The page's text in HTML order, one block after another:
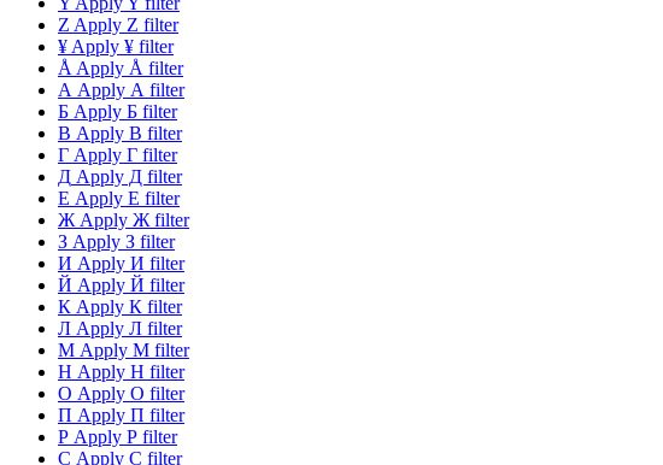
Z Apply Z filter
¥ Apply ¥ filter
Å Apply Å filter
А Apply А filter
Б Apply Б filter
В Apply В filter
Г Apply Г filter
Д Apply Д filter
Е Apply Е filter
Ж Apply Ж filter
З Apply З filter
И Apply И filter
Й Apply Й filter
К Apply К filter
Л Apply Л filter
М Apply М filter
Н Apply Н filter
О Apply О filter
П Apply П filter
Р Apply Р filter
С Apply С filter